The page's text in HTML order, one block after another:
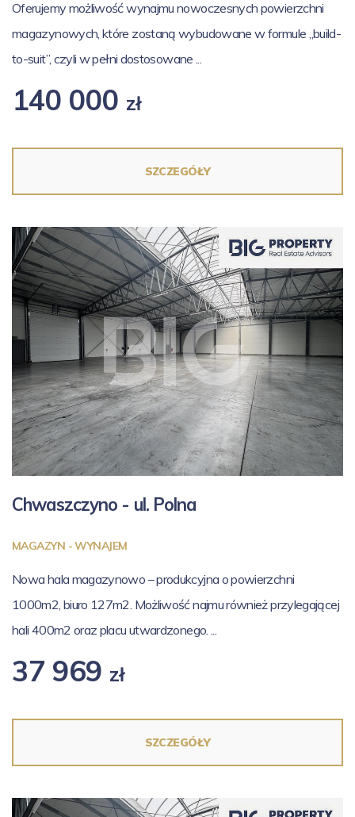
Oferujemy możliwość wynajmu nowoczesnych powierzchni
magazynowych, które zostaną wybudowane w formule „build-
to-suit”, czyli w pełni dostosowane ...
140 000 zł
SZCZEGÓŁY
Chwaszczyno - ul. Polna
MAGAZYN - WYNAJEM
Nowa hala magazynowo – produkcyjna o powierzchni
1000m2, biuro 127m2. Możliwość najmu również przylegającej
hali 400m2 oraz placu utwardzonego. ...
37 969 zł
SZCZEGÓŁY